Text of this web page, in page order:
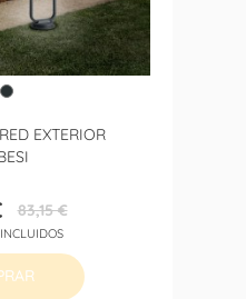
EXTERIOR
83,15 €